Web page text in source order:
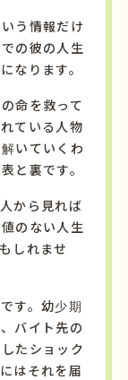
う情報だけ
の彼の人生
なります。
命を救って
ている人物
いていくわ
と裏です。
から見れば
のない人生
しれませ
す。幼少期
バイト先の
たショック
はそれを届